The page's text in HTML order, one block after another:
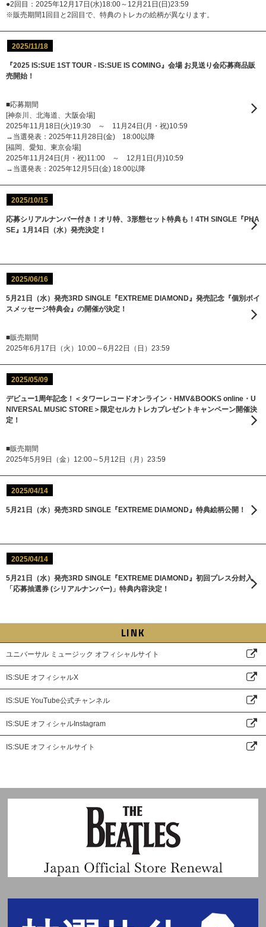
●2回目：2025年12月17日(水)18:00～12月21日(日)23:59
※販売期間1回目と2回目で、特典のトレカの絵柄が異なります。
2025/11/18
『2025 IS:SUE 1ST TOUR - IS:SUE IS COMING』会場 お見送り会応募商品販
売開始！
■応募期間
[神奈川、北海道、大阪会場]
2025年11月18日(火)19:30 ～ 11月24日(月・祝)10:59
→当選発表：2025年11月28日(金) 18:00以降
[福岡、愛知、東京会場]
2025年11月24日(月・祝)11:00 ～ 12月1日(月)10:59
→当選発表：2025年12月5日(金) 18:00以降
2025/10/15
応募シリアルナンバー付き！オリ特、3形態セット特典も！4TH SINGLE『PHA
SE』1月14日（水）発売決定！
2025/06/16
5月21日（水）発売3RD SINGLE『EXTREME DIAMOND』発売記念『個別ボイ
スメッセージ特典会』の開催が決定！
■販売期間
2025年6月17日（火）10:00～6月22日（日）23:59
2025/05/09
デビュー1周年記念！＜タワーレコードオンライン・HMV&BOOKS online・U
NIVERSAL MUSIC STORE＞限定セルカトレカプレゼントキャンペーン開催決
定！
■販売期間
2025年5月9日（金）12:00～5月12日（月）23:59
2025/04/14
5月21日（水）発売3RD SINGLE『EXTREME DIAMOND』特典絵柄公開！
2025/04/14
5月21日（水）発売3RD SINGLE『EXTREME DIAMOND』初回プレス分封入
「応募抽選券 (シリアルナンバー)」特典内容決定！
LINK
ユニバーサル ミュージック オフィシャルサイト
IS:SUE オフィシャルX
IS:SUE YouTube公式チャンネル
IS:SUE オフィシャルInstagram
IS:SUE オフィシャルサイト